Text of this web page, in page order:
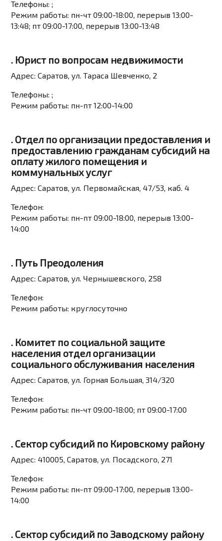
Телефоны: ;
Режим работы: пн-чт 09:00-18:00, перерыв 13:00-
13:48; пт 09:00-17:00, перерыв 13:00-13:48
. Юрист по вопросам недвижимости
Адрес: Саратов, ул. Тараса Шевченко, 2
Телефоны: ;
Режим работы: пн-пт 12:00-14:00
. Отдел по организации предоставления и
предоставлению гражданам субсидий на
оплату жилого помещения и
коммунальных услуг
Адрес: Саратов, ул. Первомайская, 47/53, каб. 4
Телефон:
Режим работы: пн-пт 09:00-18:00, перерыв 13:00-
14:00
. Путь Преодоления
Адрес: Саратов, ул. Чернышевского, 258
Телефон:
Режим работы: круглосуточно
. Комитет по социальной защите
населения отдел организации
социального обслуживания населения
Адрес: Саратов, ул. Горная Большая, 314/320
Телефон:
Режим работы: пн-чт 09:00-18:00; пт 09:00-17:00
. Сектор субсидий по Кировскому району
Адрес: 410005, Саратов, ул. Посадского, 271
Телефон:
Режим работы: пн-пт 09:00-17:00, перерыв 13:00-
14:00
. Сектор субсидий по Заводскому району